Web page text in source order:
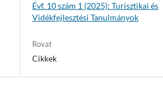
Évf. 10 szám 1 (2025): Turisztikai és
Vidékfejlesztési Tanulmányok
Rovat
Cikkek